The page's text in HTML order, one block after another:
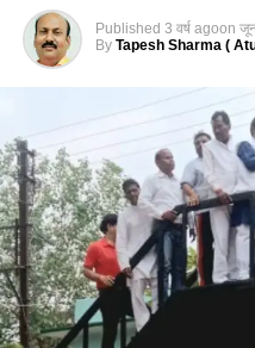
Published 3 वर्ष agoon
By Tapesh Sharma (